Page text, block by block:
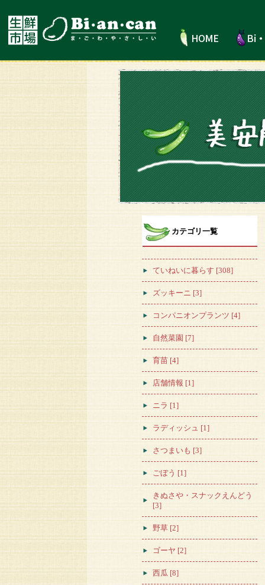
カテゴリ一覧
ていねいに暮らす [308]
ズッキーニ [3]
コンパニオンプランツ [4]
自然菜園 [7]
育苗 [4]
店舗情報 [1]
ニラ [1]
ラディッシュ [1]
さつまいも [3]
ごぼう [1]
きぬさや・スナックえんどう
[3]
野草 [2]
ゴーヤ [2]
西瓜 [8]